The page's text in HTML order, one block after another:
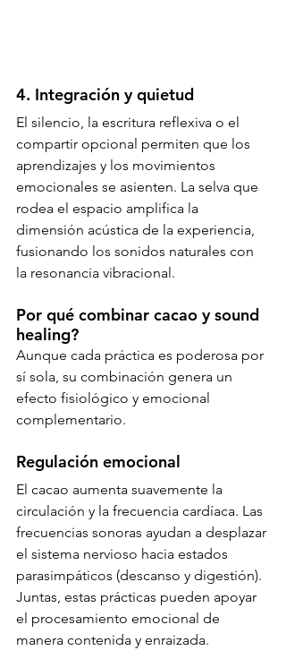
4. Integración y quietud
El silencio, la escritura reflexiva o el
compartir opcional permiten que los
aprendizajes y los movimientos
emocionales se asienten. La selva que
rodea el espacio amplifica la
dimensión acústica de la experiencia,
fusionando los sonidos naturales con
la resonancia vibracional.
Por qué combinar cacao y sound
healing?
Aunque cada práctica es poderosa por
sí sola, su combinación genera un
efecto fisiológico y emocional
complementario.
Regulación emocional
El cacao aumenta suavemente la
circulación y la frecuencia cardíaca. Las
frecuencias sonoras ayudan a desplazar
el sistema nervioso hacia estados
parasimpáticos (descanso y digestión).
Juntas, estas prácticas pueden apoyar
el procesamiento emocional de
manera contenida y enraizada.